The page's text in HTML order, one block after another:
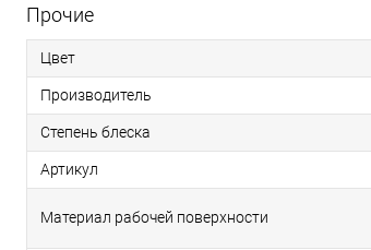
Прочие
Цвет
Производитель
Степень блеска
Артикул
Материал рабочей поверхности